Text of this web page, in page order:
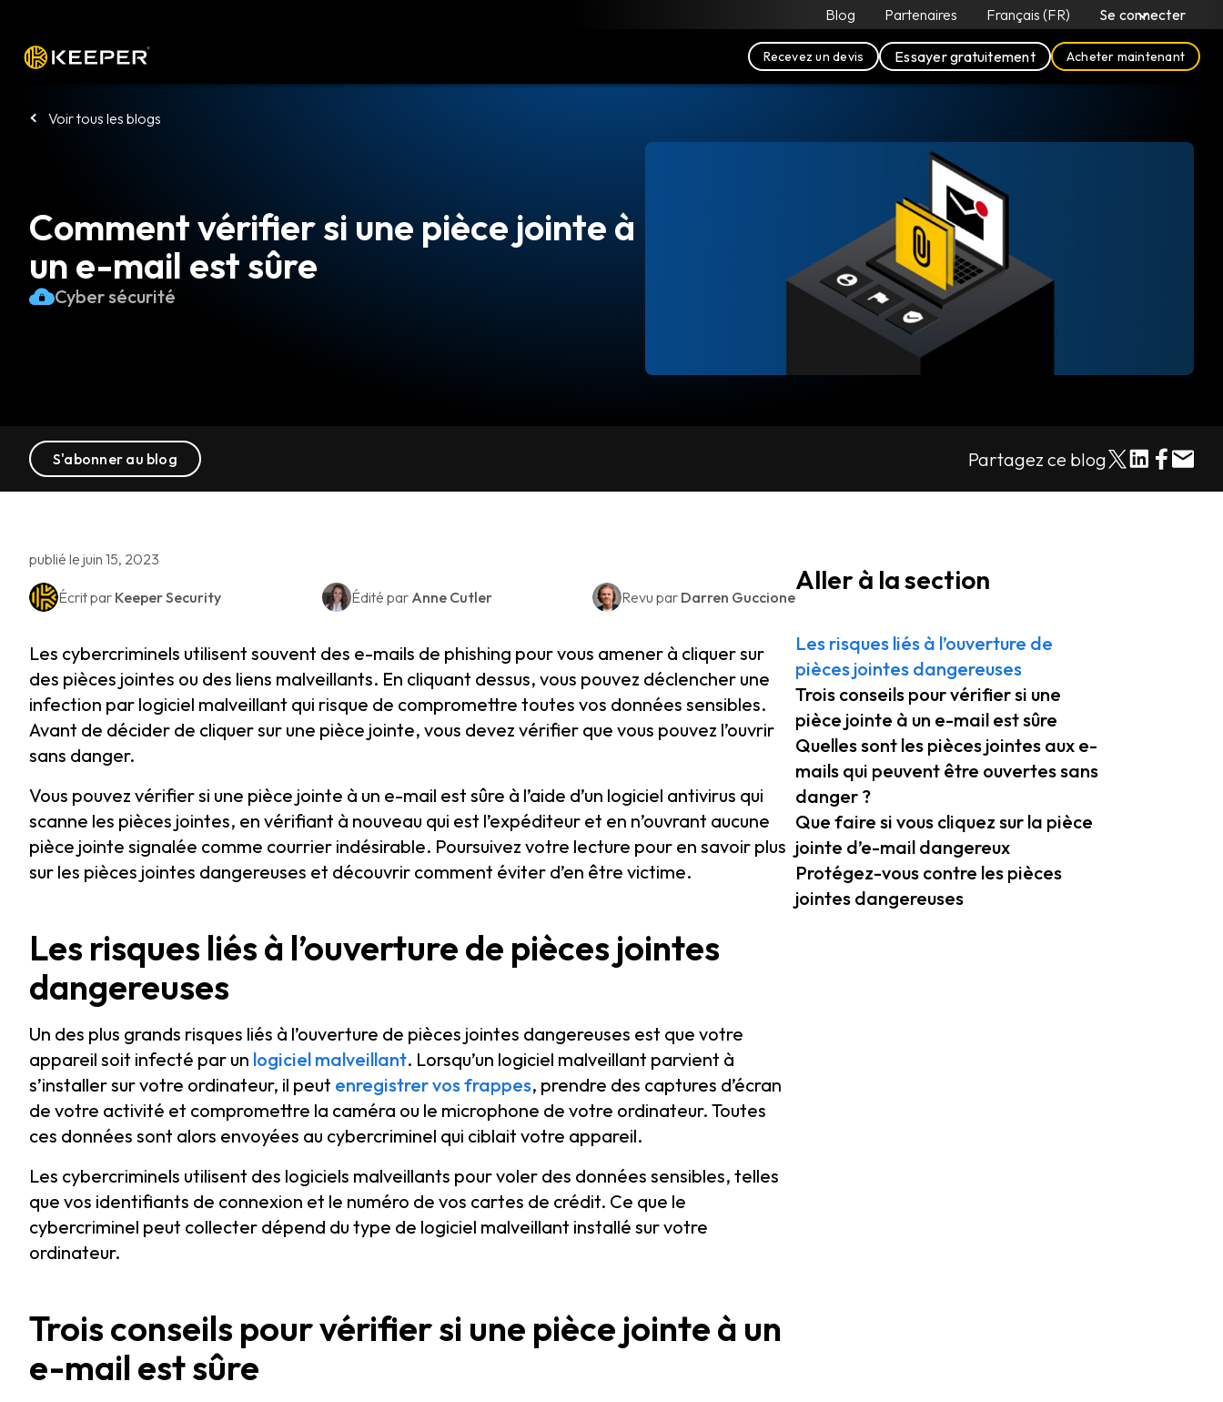
Blog Partenaires Français (FR) Se connecter
Recevez un devis Essayer gratuitement Acheter maintenant
Voir tous les blogs
Comment vérifier si une pièce jointe à
un e-mail est sûre
Cyber sécurité
S'abonner au blog Partagez ce blog
publié le juin 15, 2023
Écrit par Keeper Security Édité par Anne Cutler Revu par Darren Guccione
Les cybercriminels utilisent souvent des e-mails de phishing pour vous amener à cliquer sur
des pièces jointes ou des liens malveillants. En cliquant dessus, vous pouvez déclencher une
infection par logiciel malveillant qui risque de compromettre toutes vos données sensibles.
Avant de décider de cliquer sur une pièce jointe, vous devez vérifier que vous pouvez l’ouvrir
sans danger.
Vous pouvez vérifier si une pièce jointe à un e-mail est sûre à l’aide d’un logiciel antivirus qui
scanne les pièces jointes, en vérifiant à nouveau qui est l’expéditeur et en n’ouvrant aucune
pièce jointe signalée comme courrier indésirable. Poursuivez votre lecture pour en savoir plus
sur les pièces jointes dangereuses et découvrir comment éviter d’en être victime.
Les risques liés à l’ouverture de pièces jointes
dangereuses
Un des plus grands risques liés à l’ouverture de pièces jointes dangereuses est que votre
appareil soit infecté par un logiciel malveillant. Lorsqu’un logiciel malveillant parvient à
s’installer sur votre ordinateur, il peut enregistrer vos frappes, prendre des captures d’écran
de votre activité et compromettre la caméra ou le microphone de votre ordinateur. Toutes
ces données sont alors envoyées au cybercriminel qui ciblait votre appareil.
Les cybercriminels utilisent des logiciels malveillants pour voler des données sensibles, telles
que vos identifiants de connexion et le numéro de vos cartes de crédit. Ce que le
cybercriminel peut collecter dépend du type de logiciel malveillant installé sur votre
ordinateur.
Trois conseils pour vérifier si une pièce jointe à un
e-mail est sûre
Aller à la section
Les risques liés à l’ouverture de
pièces jointes dangereuses
Trois conseils pour vérifier si une
pièce jointe à un e-mail est sûre
Quelles sont les pièces jointes aux e-
mails qui peuvent être ouvertes sans
danger ?
Que faire si vous cliquez sur la pièce
jointe d’e-mail dangereux
Protégez-vous contre les pièces
jointes dangereuses